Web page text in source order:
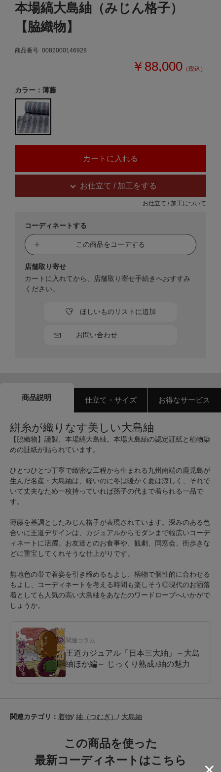
本場縞大島紬（みじん格子）
【脇織物】
商品番号 0082000146928
￥88,000 （税込）
カラー：薄藤
お仕立て / 加工をする
お仕立て / 加工について
コーディネートする
この商品をコーデする
お問い合わせ
ほしいものリストに追加
店舗取り寄せ
カートに入れてから、店舗取り寄せ手続きへおすすみ
ください。
商品説明 仕立て・サイズ お得なサービス
絣糸が織りなす美しい大島紬
【脇織物】謹製、本場縞大島紬。本場大島紬の認定証紙と植物染
めの証紙が貼られています。
ひとつひとつ丁寧で緻密な工程から生まれる九州南端の鹿児島が
生んだ名産・大島紬は、軽いのに冬は暖かく夏は涼しく、それで
いて丈夫なため一枚持っていれば孫子の代まで着られる一品で
す。
薄藤を基調としたみじん格子が表現されています。深みのある色
合いに王道デザインは、カジュアルからモダンまで幅広いコーデ
ィネートに活躍。お友達とのお食事や、観劇、同窓会、街歩きな
どに重宝してくれそうな仕上がりです。
無地色の帯で着姿を引き締めるもよし、柄物で個性的に合わせる
もよし、コーディネートを考える時間も楽しそう◎現代のお洒落
着としても人気の高い大島紬をあなたのワードローブへいかがで
しょうか。
関連コラム
王道カジュアル「日本三大紬」～大島
紬ほか編～ じっくり熟成♪紬の魅力
関連カテゴリ： 着物/ 紬（つむぎ） / 大島紬
この商品を使った
最新コーディネートはこちら